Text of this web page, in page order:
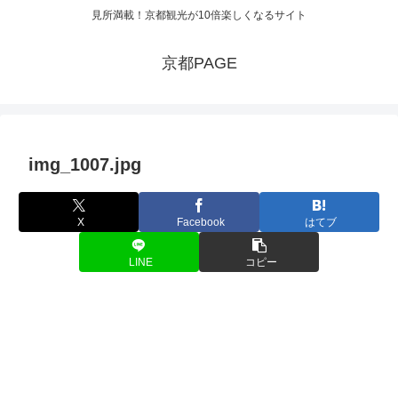
見所満載！京都観光が10倍楽しくなるサイト
京都PAGE
img_1007.jpg
X Facebook はてブ
LINE コピー